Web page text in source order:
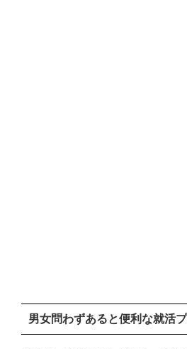
男女問わずあると便利な就活